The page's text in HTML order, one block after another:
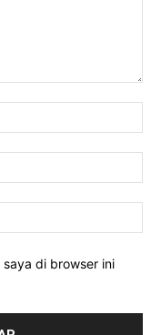
di browser ini